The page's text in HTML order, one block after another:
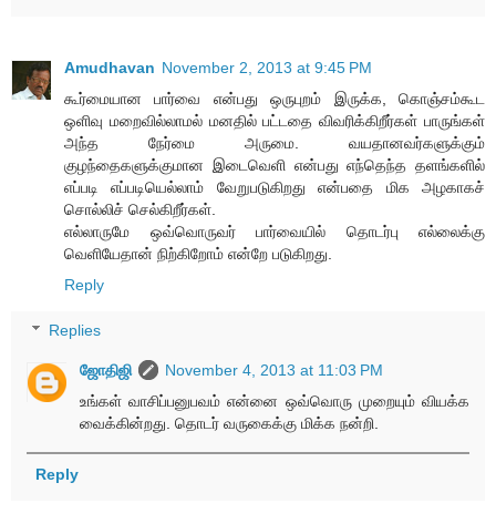
Amudhavan November 2, 2013 at 9:45 PM
கூர்மையான பார்வை என்பது ஒருபுறம் இருக்க, கொஞ்சம்கூட
ஒளிவு மறைவில்லாமல் மனதில் பட்டதை விவரிக்கிறீர்கள் பாருங்கள்
அந்த நேர்மை அருமை. வயதானவர்களுக்கும்
குழந்தைகளுக்குமான இடைவெளி என்பது எந்தெந்த தளங்களில்
எப்படி எப்படியெல்லாம் வேறுபடுகிறது என்பதை மிக அழகாகச்
சொல்லிச் செல்கிறீர்கள்.
எல்லாருமே ஒவ்வொருவர் பார்வையில் தொடர்பு எல்லைக்கு
வெளியேதான் நிற்கிறோம் என்றே படுகிறது.
Reply
Replies
ஜோதிஜி
November 4, 2013 at 11:03 PM
உங்கள் வாசிப்பனுபவம் என்னை ஒவ்வொரு முறையும் வியக்க
வைக்கின்றது. தொடர் வருகைக்கு மிக்க நன்றி.
Reply